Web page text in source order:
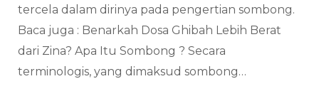
tercela dalam dirinya pada pengertian sombong.
Baca juga : Benarkah Dosa Ghibah Lebih Berat
dari Zina? Apa Itu Sombong ? Secara
terminologis, yang dimaksud sombong…